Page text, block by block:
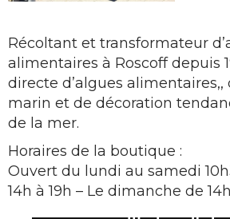
Récoltant et transformateur
alimentaires à Roscoff depuis
directe d’algues
marin et de décoration
de la mer.
Horaires de la boutique :
Ouvert du lundi au samedi
14h à 19h – Le dimanche de